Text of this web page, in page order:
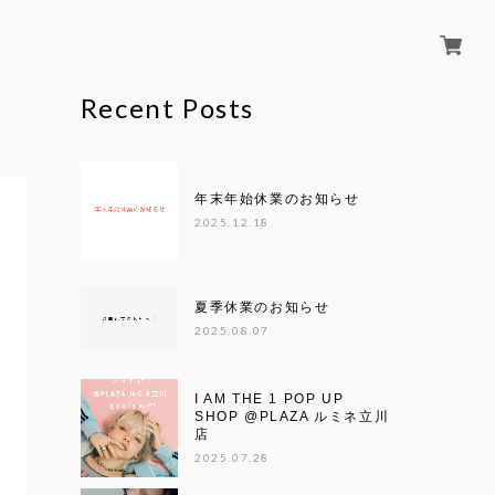
Recent Posts
年末年始休業のお知らせ
2025.12.18
夏季休業のお知らせ
2025.08.07
I AM THE 1 POP UP
SHOP @PLAZA ルミネ立川
店
2025.07.28